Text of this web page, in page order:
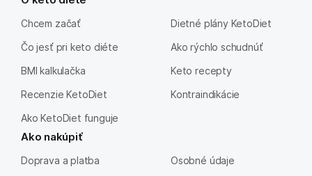
Chcem začať
Čo jesť pri keto diéte
BMI kalkulačka
Recenzie KetoDiet
Ako KetoDiet funguje
Dietné plány KetoDiet
Ako rýchlo schudnúť
Keto recepty
Kontraindikácie
Ako nakúpiť
Doprava a platba
Osobné údaje